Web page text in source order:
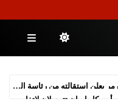
أمريكا وإيران تتوصلان لاتفاق سلام شامل